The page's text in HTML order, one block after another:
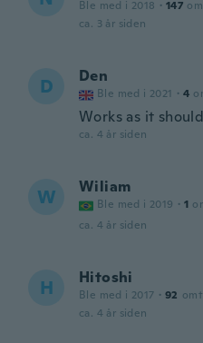
Ble med i 2018 · 147
ca. 3 år siden
D Den
Ble med i 2021 · 4
Works as it
ca. 4 år siden
W Wiliam
Ble med i 2019 · 1
ca. 4 år siden
H Hitoshi
Ble med i 2017 · 92
ca. 4 år siden